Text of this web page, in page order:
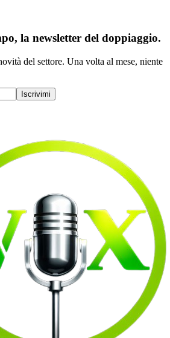
, la newsletter del doppiaggio.
del settore. Una volta al mese, niente
Iscrivimi